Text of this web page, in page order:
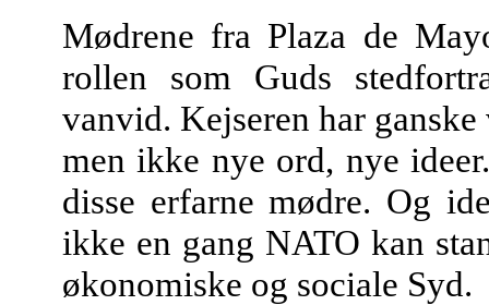
Mødrene fra Plaza de
rollen som Guds
vanvid. Kejseren har
men ikke nye ord, nye
disse erfarne mødre. Og
ikke en gang NATO kan
økonomiske og sociale Syd.